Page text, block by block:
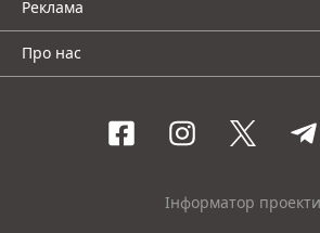
Реклама
Про нас
Інформатор проекти